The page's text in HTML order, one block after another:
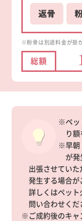
※粉骨は別途料金が掛
総額
※ペッ
り
※早朝
が発
出張させてい
発生する場合が
詳しくはペッ
問い合わせくだ
※ご成約後のキャ